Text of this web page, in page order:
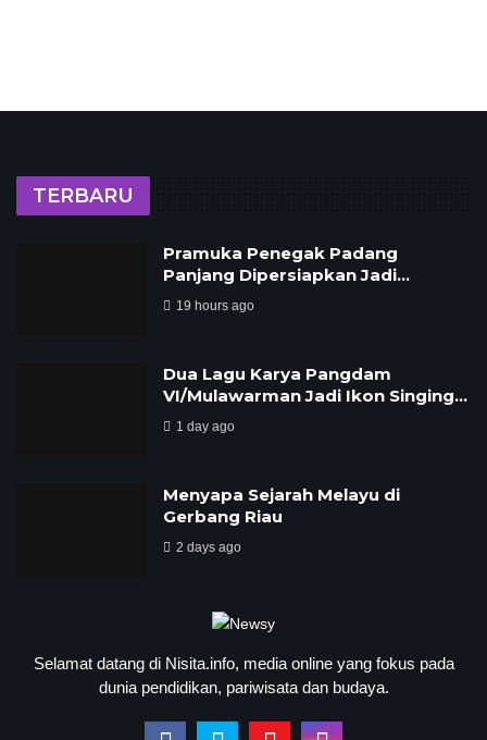
TERBARU
Pramuka Penegak Padang
Panjang Dipersiapkan Jadi…
19 hours ago
Dua Lagu Karya Pangdam
VI/Mulawarman Jadi Ikon Singing…
1 day ago
Menyapa Sejarah Melayu di
Gerbang Riau
2 days ago
Selamat datang di Nisita.info, media online yang fokus pada
dunia pendidikan, pariwisata dan budaya.